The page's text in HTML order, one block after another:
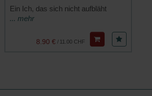
Ein Ich, das sich nicht aufbläht
... mehr
11.00 CHF
/
8.90 €